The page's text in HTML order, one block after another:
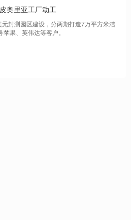
奥里亚工厂动工
封测园区建设，分两期打造7万平方米洁
果、英伟达等客户。